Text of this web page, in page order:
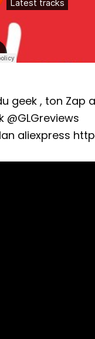
geek , ton Zap
@GLGreviews
aliexpress